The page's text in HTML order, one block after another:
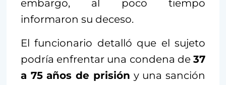
embargo, al poco tiempo
informaron su deceso.
El funcionario detalló que el sujeto
podría enfrentar una condena de 37
a 75 años de prisión y una sanción